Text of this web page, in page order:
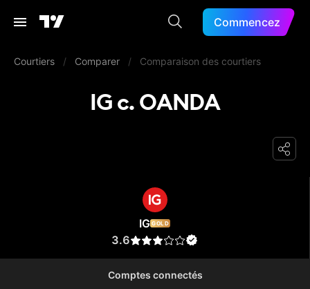
Commencez
Courtiers / Comparer / Comparaison des courtiers
IG c. OANDA
IG GOLD
3.6
Comptes connectés